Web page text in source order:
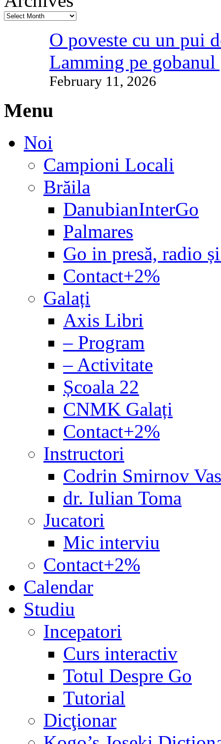
O poveste cu un pui
Lamming pe gobanul
February 11, 2026
Menu
Noi
Campioni Locali
Brăila
DanubianInterGo
Palmares
Go in presă, radio
Contact+2%
Galați
Axis Libri
– Program
– Activitate
Școala 22
CNMK Galați
Contact+2%
Instructori
Codrin Smirnov
dr. Iulian Toma
Jucatori
Mic interviu
Contact+2%
Calendar
Studiu
Incepatori
Curs interactiv
Totul Despre Go
Tutorial
Dicţionar